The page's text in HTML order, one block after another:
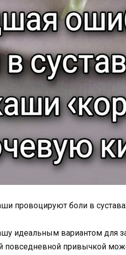
провоцируют боли в
идеальным вариантом для
повседневной привычкой